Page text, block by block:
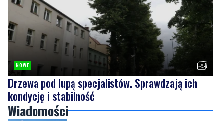
NOWE
Drzewa pod lupą specjalistów. Sprawdzają ich
kondycję i stabilność
Wiadomości